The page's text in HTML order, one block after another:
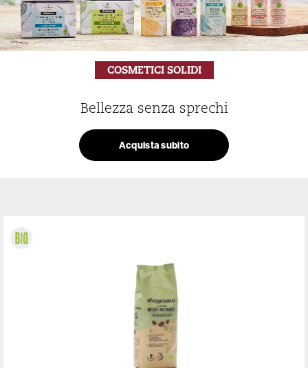
COSMETICI SOLIDI
Bellezza senza sprechi
Acquista subito